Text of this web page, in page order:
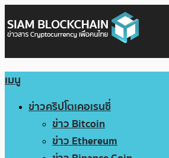
เมนู
ข่าวคริปโตเคอเรนซี่
ข่าว Bitcoin
ข่าว Ethereum